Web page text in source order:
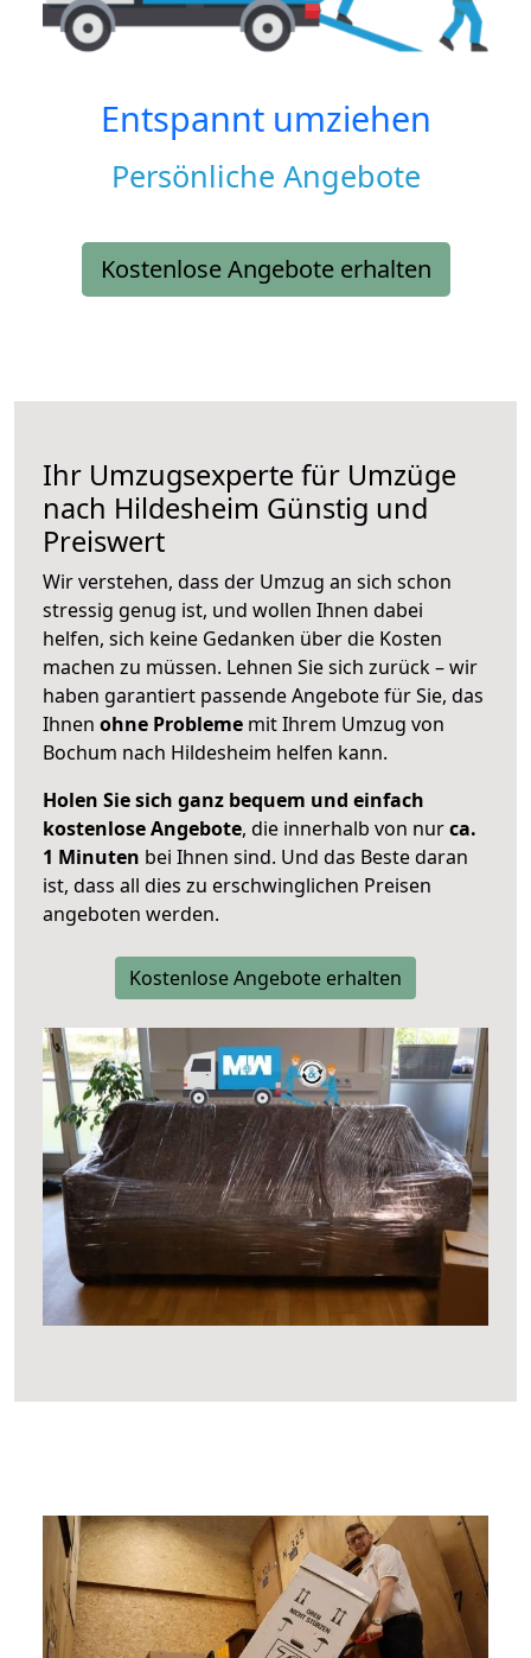
Entspannt umziehen
Persönliche Angebote
Kostenlose Angebote erhalten
Ihr Umzugsexperte für Umzüge
nach Hildesheim Günstig und
Preiswert
Wir verstehen, dass der Umzug an sich schon
stressig genug ist, und wollen Ihnen dabei
helfen, sich keine Gedanken über die Kosten
machen zu müssen. Lehnen Sie sich zurück – wir
haben garantiert passende Angebote für Sie, das
Ihnen ohne Probleme mit Ihrem Umzug von
Bochum nach Hildesheim helfen kann.
Holen Sie sich ganz bequem und einfach
kostenlose Angebote, die innerhalb von nurca.
1 Minuten bei Ihnen sind. Und das Beste daran
ist, dass all dies zu erschwinglichen Preisen
angeboten werden.
Kostenlose Angebote erhalten